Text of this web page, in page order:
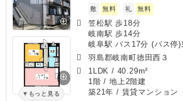
もっと見る
敷
無料 礼 無料
笠松駅 歩18分
岐南駅 歩14分
岐阜駅 バス17分 (バス停)
羽島郡岐南町徳田西３
1LDK / 40.29m²
1階 / 地上2階建
築21年 / 賃貸マンション